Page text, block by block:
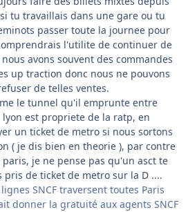
tu travaillais dans une gare ou tu
passer toute la journee pour
l'utilite de continuer de
avons souvent des commandes
up traction donc nous ne pouvons
de telles ventes.
le tunnel qu'il emprunte entre
est propriete de la ratp, en
un ticket de metro si nous sortons
( je dis bien en theorie ), par contre
je ne pense pas qu'un asct te
pris de ticket de metro sur la D ....
SNCF traversent toutes Paris
donner la gratuité aux agents SNCF